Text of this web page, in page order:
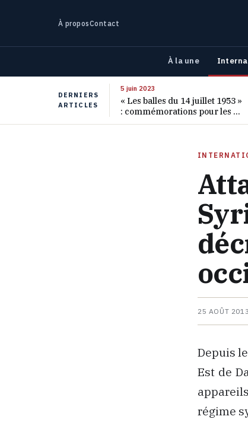
À proposContact
À la une
DERNIERS
ARTICLES
5 juin 2023
« Les balles du 14 juillet 1953 »
: commémorations pour les 70
ans de ce massacre oublié
25 AOÛT 2013
Depuis
Est de
régime